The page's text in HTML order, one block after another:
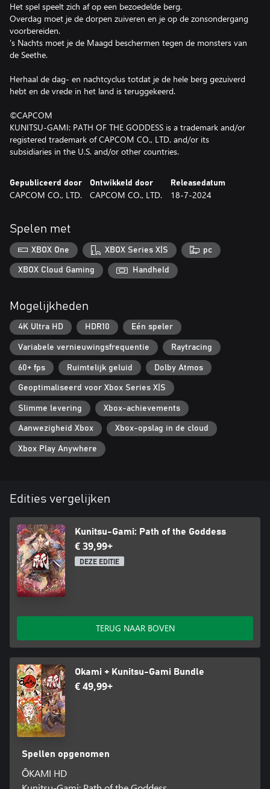
Het spel speelt zich af op een bezoedelde berg.
Overdag moet je de dorpen zuiveren en je op de zonsondergang
voorbereiden.
's Nachts moet je de Maagd beschermen tegen de monsters van
de Seethe.
Herhaal de dag- en nachtcyclus totdat je de hele berg gezuiverd
hebt en de vrede in het land is teruggekeerd.
©CAPCOM
KUNITSU-GAMI: PATH OF THE GODDESS is a trademark and/or
registered trademark of CAPCOM CO., LTD. and/or its
subsidiaries in the U.S. and/or other countries.
Gepubliceerd door
CAPCOM CO., LTD.
Ontwikkeld door
CAPCOM CO., LTD.
Releasedatum
18-7-2024
Spelen met
XBOX One XBOX Series X|S pc
XBOX Cloud Gaming Handheld
Mogelijkheden
4K Ultra HD HDR10 Eén speler
Variabele vernieuwingsfrequentie Raytracing
60+ fps Ruimtelijk geluid Dolby Atmos
Geoptimaliseerd voor Xbox Series X|S
Slimme levering Xbox-achievements
Aanwezigheid Xbox Xbox-opslag in de cloud
Xbox Play Anywhere
Edities vergelijken
Kunitsu-Gami: Path of the Goddess
€ 39,99+
DEZE EDITIE
TERUG NAAR BOVEN
Okami + Kunitsu-Gami Bundle
€ 49,99+
Spellen opgenomen
ŌKAMI HD